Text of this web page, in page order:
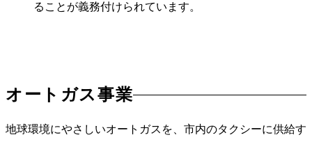
ることが義務付けられています。
オートガス事業
地球環境にやさしいオートガスを、市内のタクシーに供給す